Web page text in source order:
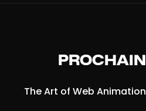
PROCHAIN
The Art of Web Animation